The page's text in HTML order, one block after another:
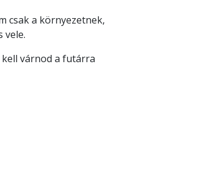
csak a környezetnek,
vele.
kell várnod a futárra